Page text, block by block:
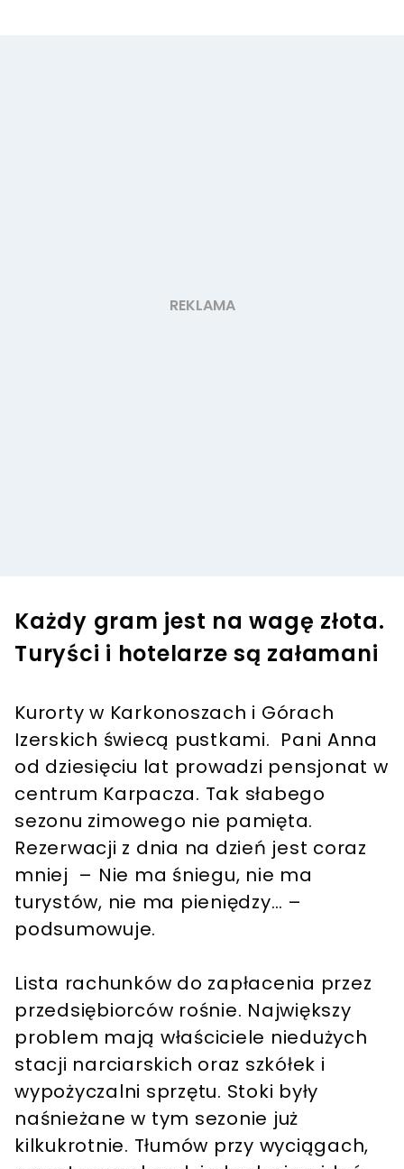
Każdy gram jest na wagę złota.
Turyści i hotelarze są załamani
Kurorty w Karkonoszach i Górach
Izerskich świecą pustkami. Pani Anna
od dziesięciu lat prowadzi pensjonat w
centrum Karpacza. Tak słabego
sezonu zimowego nie pamięta.
Rezerwacji z dnia na dzień jest coraz
mniej – Nie ma śniegu, nie ma
turystów, nie ma pieniędzy… –
podsumowuje.
Lista rachunków do zapłacenia przez
przedsiębiorców rośnie. Największy
problem mają właściciele niedużych
stacji narciarskich oraz szkółek i
wypożyczalni sprzętu. Stoki były
naśnieżane w tym sezonie już
kilkukrotnie. Tłumów przy wyciągach,